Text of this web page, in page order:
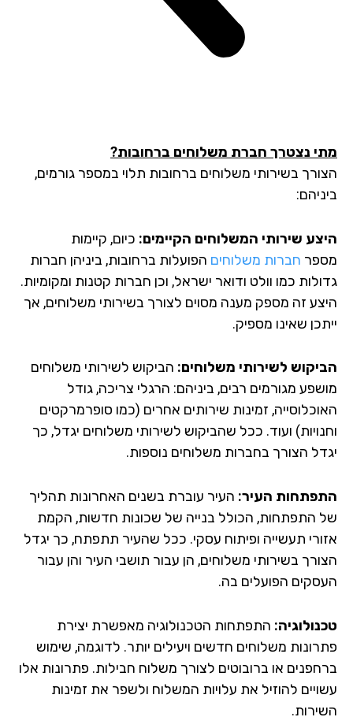
נצטרך חברת משלוחים ברחובות?
בשירותי משלוחים ברחובות תלוי במספר גורמים,
שירותי המשלוחים הקיימים:כיום, קיימות
חברות משלוחיםהפועלות ברחובות, ביניהן חברות
כמו וולט ודואר ישראל, וכן חברות קטנות ומקומיות.
זה מספק מענה מסוים לצורך בשירותי משלוחים, אך
שאינו מספיק.
לשירותי משלוחים:הביקוש לשירותי משלוחים
מגורמים רבים, ביניהם: הרגלי צריכה, גודל
זמינות שירותים אחרים (כמו סופרמרקטים
ועוד. ככל שהביקוש לשירותי משלוחים יגדל, כך
הצורך בחברות משלוחים נוספות.
העיר:העיר עוברת בשנים האחרונות תהליך
התפתחות, הכולל בנייה של שכונות חדשות, הקמת
תעשייה ופיתוח עסקי. ככל שהעיר תתפתח, כך יגדל
בשירותי משלוחים, הן עבור תושבי העיר והן עבור
הפועלים בה.
התפתחות הטכנולוגיה מאפשרת יצירת
משלוחים חדשים ויעילים יותר. לדוגמה, שימוש
או ברובוטים לצורך משלוח חבילות. פתרונות אלו
להוזיל את עלויות המשלוח ולשפר את זמינות